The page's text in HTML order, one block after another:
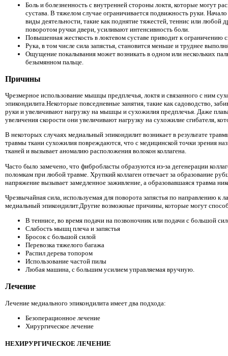
Боль и болезненность с внутренней стороны локтя, которые могут
сустава. В тяжелом случае ограничивается подвижность руки.
виды деятельности, такие как поднятие тяжестей, теннис или любой
поворотом ручки двери, усиливают интенсивность боли.
Повышенная жесткость в локтевом суставе приводит к ограничению
Рука, в том числе сила запястья, становится меньше и труднее
Ощущение покалывания может возникать в одном или нескольких
безымянном пальце.
Причины
Чрезмерное использование мышцы предплечья, локтя и связанного с ним
эпикондилита.Некоторые повседневные занятия, такие как садоводство,
руки и увеличивают нагрузку на мышцы и сухожилия предплечья. Даже
увеличения скорости они увеличивают нагрузку на сухожилие сгибателя,
В некоторых случаях медиальный эпикондилит возникает в результате
травмы ткани сухожилия повреждаются, что с медицинской точки зрения
тканей и вызывает аномалию расположения волокон коллагена.
Часто было замечено, что фибробласты образуются из-за дегенерации
поломкам при любой травме. Хрупкий коллаген отвечает за образование
напряжение вызывает замедленное заживление, а образовавшаяся травма
Чрезвычайная сила, используемая для поворота запястья по направлению к
медиальный эпикондилит.Другие возможные причины, которые могут
В теннисе, во время подачи на позвоночник или подачи с большой
Слабость мышц плеча и запястья
Бросок с большой силой
Перевозка тяжелого багажа
Распил дерева топором
Использование частой пилы
Любая машина, с большим усилием управляемая вручную.
Лечение
Лечение медиального эпикондилита имеет два подхода:
Безоперационное лечение
Хирургическое лечение
НЕХИРУРГИЧЕСКОЕ ЛЕЧЕНИЕ